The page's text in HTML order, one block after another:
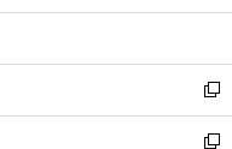
開
ウ
開
く
ン
ウ
で
開
く
ウ
ン
ド
ウ
で
新
し